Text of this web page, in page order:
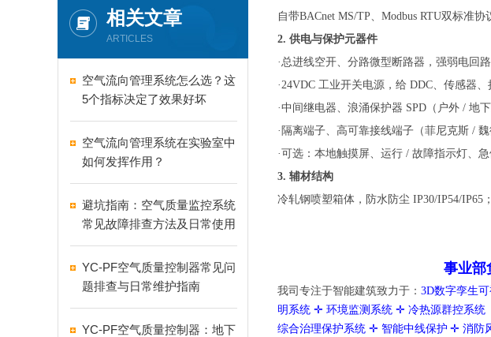
相关文章
ARTICLES
空气流向管理系统怎么选？这
5个指标决定了效果好坏
空气流向管理系统在实验室中
如何发挥作用？
避坑指南：空气质量监控系统
常见故障排查方法及日常使用
高频误区全面纠正
YC-PF空气质量控制器常见问
题排查与日常维护指南
YC-PF空气质量控制器：地下
自带BACnet MS/TP、Modbus RTU双标准
2. 供电与保护元器件
·总进线空开、分路微型断路器，强弱电回
·24VDC 工业开关电源，给 DDC、传感器
·中间继电器、浪涌保护器 SPD（户外 / 地下
· 隔离端子、高可靠接线端子（菲尼克斯 / 魏
·可选：本地触摸屏、运行 / 故障指示灯、
3. 辅材结构
冷轧钢喷塑箱体，防水防尘 IP30/IP54/IP65
事业部
我司 专注于智能建筑致力于 ： 3D数字孪生
明系统 ✛ 环境监测系统 ✛ 冷热源群控系统
综合治理保护系统 ✛ 智能中线保护 ✛ 消防